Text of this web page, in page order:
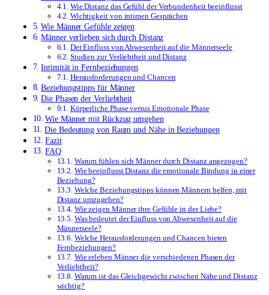
Wie Distanz das Gefühl der Verbundenheit beeinflusst
Wichtigkeit von intimen Gesprächen
Wie Männer Gefühle zeigen
Männer verlieben sich durch Distanz
Der Einfluss von Abwesenheit auf die Männerseele
Studien zur Verliebtheit und Distanz
Intimität in Fernbeziehungen
Herausforderungen und Chancen
Beziehungstipps für Männer
Die Phasen der Verliebtheit
Körperliche Phase versus Emotionale Phase
Wie Männer mit Rückzug umgehen
Die Bedeutung von Raum und Nähe in Beziehungen
Fazit
FAQ
Warum fühlen sich Männer durch Distanz angezogen?
Wie beeinflusst Distanz die emotionale Bindung in einer
Beziehung?
Welche Beziehungstipps können Männern helfen, mit
Distanz umzugehen?
Wie zeigen Männer ihre Gefühle in der Liebe?
Was bedeutet der Einfluss von Abwesenheit auf die
Männerseele?
Welche Herausforderungen und Chancen bieten
Fernbeziehungen?
Wie erleben Männer die verschiedenen Phasen der
Verliebtheit?
Warum ist das Gleichgewicht zwischen Nähe und Distanz
wichtig?